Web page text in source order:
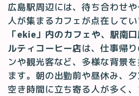
広島駅周辺には、待ち合わせ
人が集まるカフェが点在して
「ekie」内のカフェや、駅南
ルティコーヒー店は、仕事帰
ンや観光客など、多様な背景
ます。朝の出勤前や昼休み、
空き時間に立ち寄る人が多く